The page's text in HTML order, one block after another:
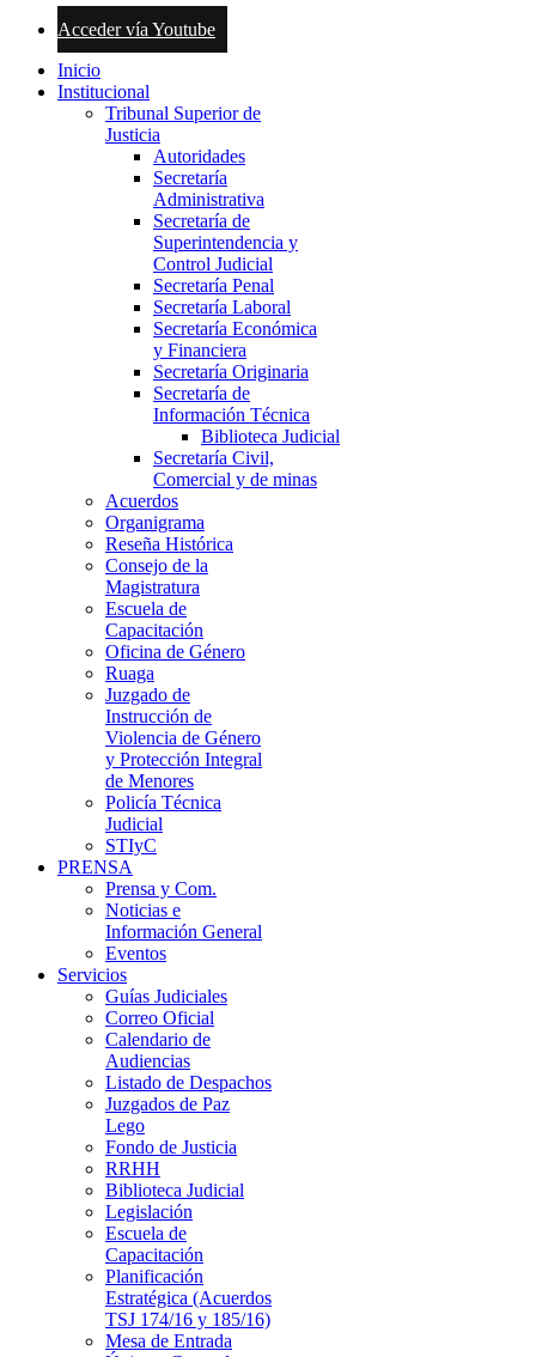
Acceder vía Youtube
Inicio
Institucional
Tribunal Superior de
Justicia
Autoridades
Secretaría
Administrativa
Secretaría de
Superintendencia y
Control Judicial
Secretaría Penal
Secretaría Laboral
Secretaría Económica
y Financiera
Secretaría Originaria
Secretaría de
Información Técnica
Biblioteca Judicial
Secretaría Civil,
Comercial y de minas
Acuerdos
Organigrama
Reseña Histórica
Consejo de la
Magistratura
Escuela de
Capacitación
Oficina de Género
Ruaga
Juzgado de
Instrucción de
Violencia de Género
y Protección Integral
de Menores
Policía Técnica
Judicial
STIyC
PRENSA
Prensa y Com.
Noticias e
Información General
Eventos
Servicios
Guías Judiciales
Correo Oficial
Calendario de
Audiencias
Listado de Despachos
Juzgados de Paz
Lego
Fondo de Justicia
RRHH
Biblioteca Judicial
Legislación
Escuela de
Capacitación
Planificación
Estratégica (Acuerdos
TSJ 174/16 y 185/16)
Mesa de Entrada